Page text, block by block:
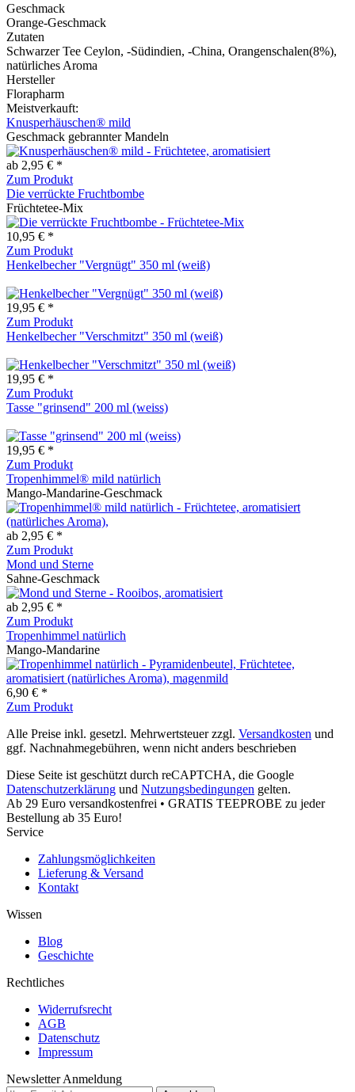
Geschmack
Orange-Geschmack
Zutaten
Schwarzer Tee Ceylon, -Südindien, -China, Orangenschalen(8%),
natürliches Aroma
Hersteller
Florapharm
Meistverkauft:
Knusperhäuschen® mild
Geschmack gebrannter Mandeln
ab 2,95 € *
Zum Produkt
Die verrückte Fruchtbombe
Früchtetee-Mix
10,95 € *
Zum Produkt
Henkelbecher "Vergnügt" 350 ml (weiß)
19,95 € *
Zum Produkt
Henkelbecher "Verschmitzt" 350 ml (weiß)
19,95 € *
Zum Produkt
Tasse "grinsend" 200 ml (weiss)
19,95 € *
Zum Produkt
Tropenhimmel® mild natürlich
Mango-Mandarine-Geschmack
ab 2,95 € *
Zum Produkt
Mond und Sterne
Sahne-Geschmack
ab 2,95 € *
Zum Produkt
Tropenhimmel natürlich
Mango-Mandarine
6,90 € *
Zum Produkt
Alle Preise inkl. gesetzl. Mehrwertsteuer zzgl. Versandkosten und
ggf. Nachnahmegebühren, wenn nicht anders beschrieben
Diese Seite ist geschützt durch reCAPTCHA, die Google
Datenschutzerklärung und Nutzungsbedingungen gelten.
Ab 29 Euro versandkostenfrei • GRATIS TEEPROBE zu jeder
Bestellung ab 35 Euro!
Service
Zahlungsmöglichkeiten
Lieferung & Versand
Kontakt
Wissen
Blog
Geschichte
Rechtliches
Widerrufsrecht
AGB
Datenschutz
Impressum
Newsletter Anmeldung